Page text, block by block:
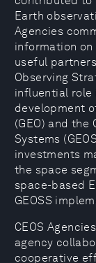
Earth
Agencies
information
useful
Observing
influential role
development
(GEO) and the
Systems
investments
the space
space-based
GEOSS
CEOS
agency
cooperative